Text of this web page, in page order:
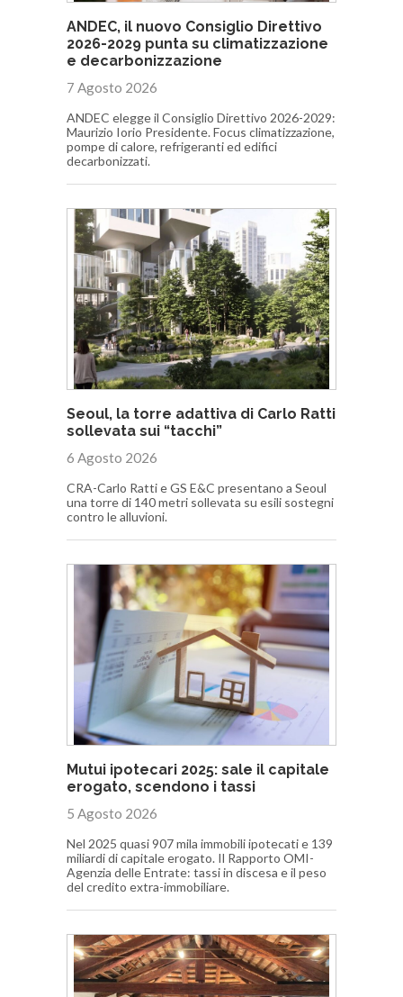
ANDEC, il nuovo Consiglio Direttivo
2026-2029 punta su climatizzazione
e decarbonizzazione
7 Agosto 2026
ANDEC elegge il Consiglio Direttivo 2026-2029:
Maurizio Iorio Presidente. Focus climatizzazione,
pompe di calore, refrigeranti ed edifici
decarbonizzati.
Seoul, la torre adattiva di Carlo Ratti
sollevata sui “tacchi”
6 Agosto 2026
CRA-Carlo Ratti e GS E&C presentano a Seoul
una torre di 140 metri sollevata su esili sostegni
contro le alluvioni.
Mutui ipotecari 2025: sale il capitale
erogato, scendono i tassi
5 Agosto 2026
Nel 2025 quasi 907 mila immobili ipotecati e 139
miliardi di capitale erogato. Il Rapporto OMI-
Agenzia delle Entrate: tassi in discesa e il peso
del credito extra-immobiliare.